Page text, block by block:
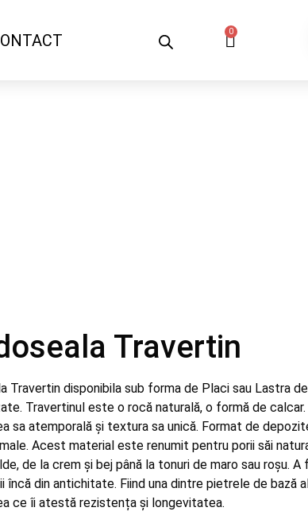
0
Travertin
Travertin disponibila sub forma de Placi sau Lastra
Travertinul este o rocă naturală, o formă de
sa atemporală și textura sa unică. Format de
Acest material este renumit pentru porii săi
de la crem și bej până la tonuri de maro sau roșu.
încă din antichitate. Fiind una dintre pietrele de bază
ce îi atestă rezistența și longevitatea.